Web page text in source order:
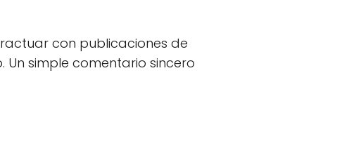
con publicaciones de
Un simple comentario sincero